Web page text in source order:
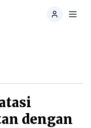
dengan